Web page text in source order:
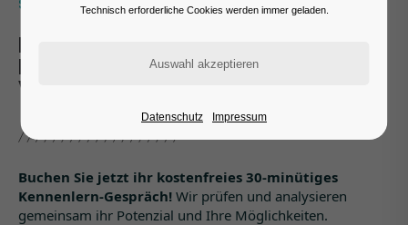
PERSONENFREQUENZZÄHLUNG
FÜR SÄLE, BÜRGERHÄUSER UND
VERANSTALTUNGEN
Buchen Sie jetzt ihr kostenfreies 30-minütiges
Kennenlern-Gespräch! Wir prüfen und analysieren
gemeinsam ihr Potenzial und Ihre Möglichkeiten.
Technisch erforderliche Cookies werden immer geladen.
Datenschutz Impressum